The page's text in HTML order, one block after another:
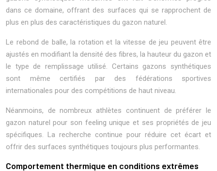
dans ce domaine, offrant des surfaces qui se rapprochent de
plus en plus des caractéristiques du gazon naturel.
Le rebond de balle, la rotation et la vitesse de jeu peuvent être
ajustés en modifiant la densité des fibres, la hauteur du gazon et
le type de remplissage utilisé. Certains gazons synthétiques
sont même certifiés par des fédérations sportives
internationales pour des compétitions de haut niveau.
Néanmoins, de nombreux athlètes continuent de préférer le
gazon naturel pour son feeling unique et ses propriétés de jeu
spécifiques. La recherche continue pour réduire cet écart et
offrir des surfaces synthétiques toujours plus performantes.
Comportement thermique en conditions extrêmes